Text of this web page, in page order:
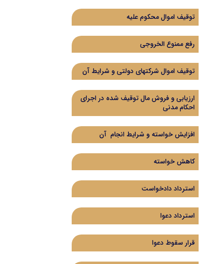
توقیف اموال محکوم علیه
رفع ممنوع الخروجی
توقیف اموال شرکتهای دولتی و شرایط آن
ارزیابی و فروش مال توقیف شده در اجرای
احکام مدنی
افزایش خواسته و شرایط انجام آن
کاهش خواسته
استرداد دادخواست
استرداد دعوا
قرار سقوط دعوا